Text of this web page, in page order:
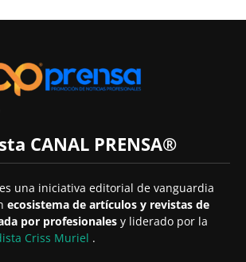
CANAL PRENSA®
es una iniciativa editorial de vanguardia
ecosistema de artículos y revistas de
por profesionales y liderado por la
Criss Muriel .